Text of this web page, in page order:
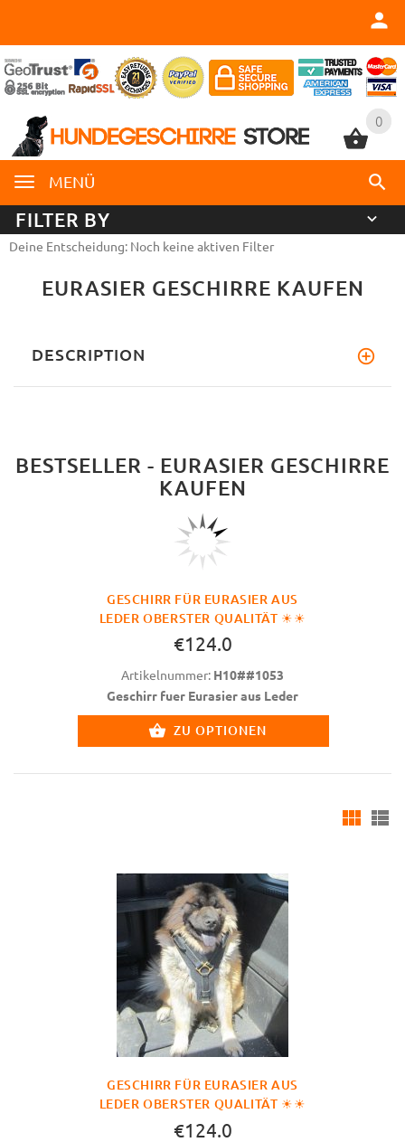
0
MENÜ
0
FILTER BY
Deine Entscheidung: Noch keine aktiven Filter
EURASIER GESCHIRRE KAUFEN
DESCRIPTION
BESTSELLER - EURASIER GESCHIRRE
KAUFEN
GESCHIRR FÜR EURASIER AUS
LEDER OBERSTER QUALITÄT ☀☀
€124.0
Artikelnummer: H10##1053
Geschirr fuer Eurasier aus Leder
ZU OPTIONEN
GESCHIRR FÜR EURASIER AUS
LEDER OBERSTER QUALITÄT ☀☀
€124.0